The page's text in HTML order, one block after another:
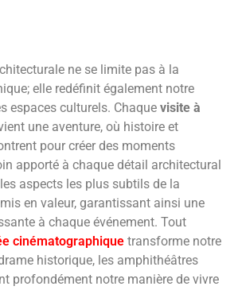
ne se limite pas à la
elle redéfinit également notre
espaces culturels. Chaque visite à
une aventure, où histoire et
pour créer des moments
apporté à chaque détail architectural
aspects les plus subtils de la
en valeur, garantissant ainsi une
à chaque événement. Tout
cinématographique transforme notre
historique, les amphithéâtres
profondément notre manière de vivre